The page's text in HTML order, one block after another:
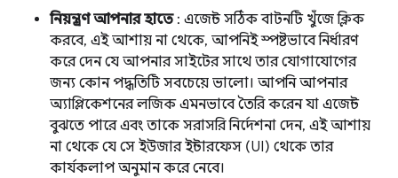
নিয়ন্ত্রণ আপনার হাতে: এজেন্ট সঠিক বাটনটি খুঁজে ক্লিক
করবে, এই আশায় না থেকে, আপনিই স্পষ্টভাবে নির্ধারণ
করে দেন যে আপনার সাইটের সাথে তার যোগাযোগের
জন্য কোন পদ্ধতিটি সবচেয়ে ভালো। আপনি আপনার
অ্যাপ্লিকেশনের লজিক এমনভাবে তৈরি করেন যা এজেন্ট
বুঝতে পারে এবং তাকে সরাসরি নির্দেশনা দেন, এই আশায়
না থেকে যে সে ইউজার ইন্টারফেস (UI) থেকে তার
কার্যকলাপ অনুমান করে নেবে।